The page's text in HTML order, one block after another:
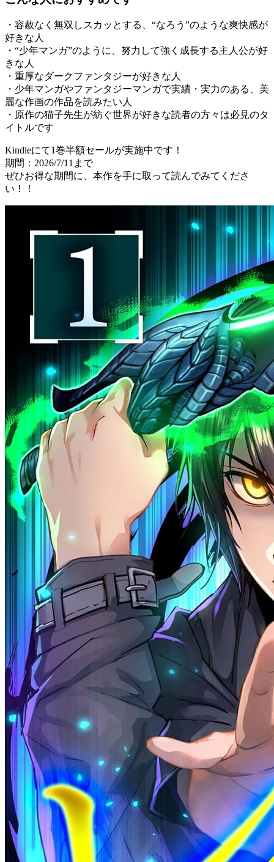
・容赦なく無双しスカッとする、“なろう”のような爽快感が
好きな人
・“少年マンガ”のように、努力して強く成長する主人公が好
きな人
・重厚なダークファンタジーが好きな人
・少年マンガやファンタジーマンガで実績・実力のある、美
麗な作画の作品を読みたい人
・原作の猫子先生が紡ぐ世界が好きな読者の方々は必見のタ
イトルです
Kindleにて1巻半額セールが実施中です！
期間：2026/7/11まで
ぜひお得な期間に、本作を手に取って読んでみてくださ
い！！